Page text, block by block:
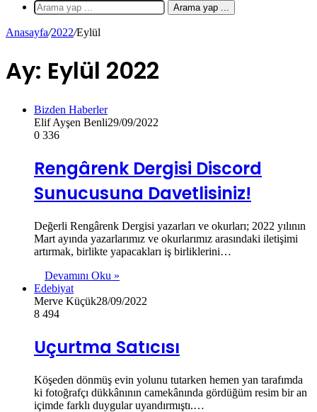
Arama yap ...
Anasayfa/2022/Eylül
Ay: Eylül 2022
Bizden Haberler
Elif Ayşen Benli29/09/2022
0 336
Rengârenk Dergisi Discord
Sunucusuna Davetlisiniz!
Değerli Rengârenk Dergisi yazarları ve okurları; 2022 yılının
Mart ayında yazarlarımız ve okurlarımız arasındaki iletişimi
artırmak, birlikte yapacakları iş birliklerini…
Devamını Oku »
Edebiyat
Merve Küçük28/09/2022
8 494
Uçurtma Satıcısı
Köşeden dönmüş evin yolunu tutarken hemen yan tarafımda
ki fotoğrafçı dükkânının camekânında gördüğüm resim bir an
içimde farklı duygular uyandırmıştı.…